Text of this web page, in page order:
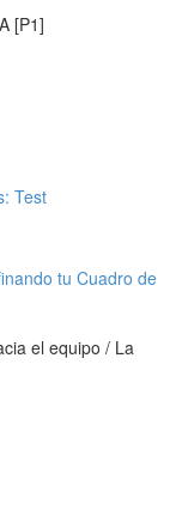
[P1]
Test
tu Cuadro de
el equipo / La